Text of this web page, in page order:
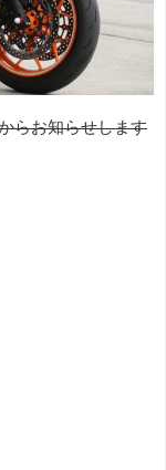
らお知らせします